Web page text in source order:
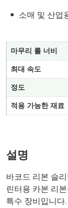
소매 및 산업
마무리 롤 너비
최대 속도
정도
적용 가능한 재료
설명
바코드 리본 슬
린터용 카본 리
특수 장비입니다